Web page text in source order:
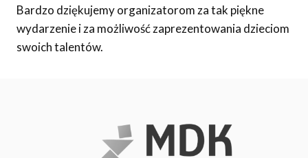
Bardzo dziękujemy organizatorom za tak piękne
wydarzenie i za możliwość zaprezentowania dzieciom
swoich talentów.